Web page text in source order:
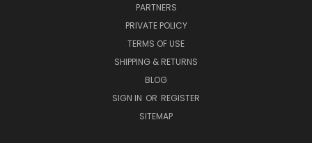
PARTNERS
PRIVATE POLICY
TERMS OF USE
SHIPPING & RETURNS
BLOG
SIGN IN OR REGISTER
SITEMAP